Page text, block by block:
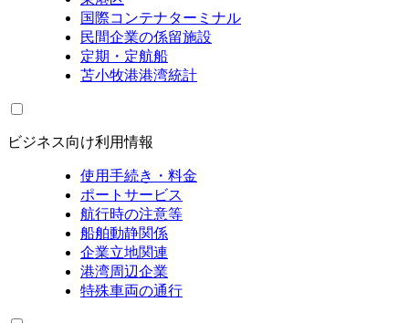
国際コンテナターミナル
民間企業の係留施設
定期・定航船
苫小牧港港湾統計
ビジネス向け利用情報
使用手続き・料金
ポートサービス
航行時の注意等
船舶動静関係
企業立地関連
港湾周辺企業
特殊車両の通行